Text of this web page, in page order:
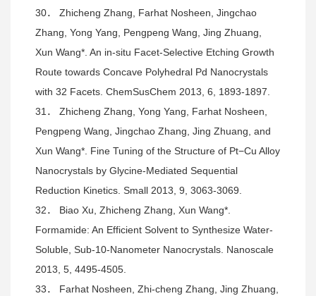
30． Zhicheng Zhang, Farhat Nosheen, Jingchao
Zhang, Yong Yang, Pengpeng Wang, Jing Zhuang,
Xun Wang*. An in-situ Facet-Selective Etching Growth
Route towards Concave Polyhedral Pd Nanocrystals
with 32 Facets. ChemSusChem 2013, 6, 1893-1897.
31． Zhicheng Zhang, Yong Yang, Farhat Nosheen,
Pengpeng Wang, Jingchao Zhang, Jing Zhuang, and
Xun Wang*. Fine Tuning of the Structure of Pt−Cu Alloy
Nanocrystals by Glycine-Mediated Sequential
Reduction Kinetics. Small 2013, 9, 3063-3069.
32． Biao Xu, Zhicheng Zhang, Xun Wang*.
Formamide: An Efficient Solvent to Synthesize Water-
Soluble, Sub-10-Nanometer Nanocrystals. Nanoscale
2013, 5, 4495-4505.
33． Farhat Nosheen, Zhi-cheng Zhang, Jing Zhuang,